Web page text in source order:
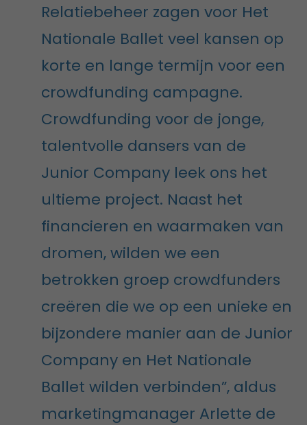
Relatiebeheer zagen voor Het
Nationale Ballet veel kansen op
korte en lange termijn voor een
crowdfunding campagne.
Crowdfunding voor de jonge,
talentvolle dansers van de
Junior Company leek ons het
ultieme project. Naast het
financieren en waarmaken van
dromen, wilden we een
betrokken groep crowdfunders
creëren die we op een unieke en
bijzondere manier aan de Junior
Company en Het Nationale
Ballet wilden verbinden”, aldus
marketingmanager Arlette de